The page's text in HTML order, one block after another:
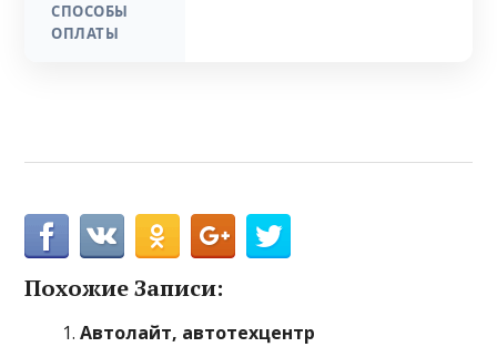
СПОСОБЫ
ОПЛАТЫ
Похожие Записи:
Автолайт, автотехцентр